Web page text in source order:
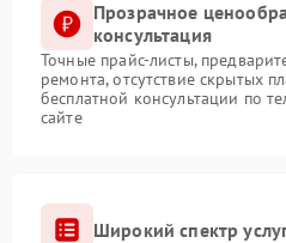
Прозрачное
консультация
Точные прайс-листы,
ремонта, отсутствие скрытых
бесплатной консультации по
сайте
Широкий спектр